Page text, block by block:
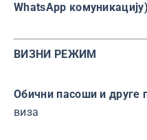
WhatsApp
ВИЗНИ РЕЖИМ
Обични пасоши и друге
виза